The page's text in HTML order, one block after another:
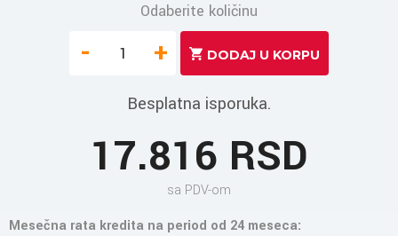
Odaberite količinu
- +
Besplatna isporuka.
17.816 RSD
sa PDV-om
Mesečna rata kredita na period od 24 meseca: